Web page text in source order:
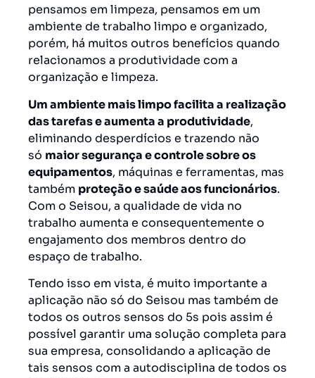
pensamos em limpeza, pensamos em um
ambiente de trabalho limpo e organizado,
porém, há muitos outros benefícios quando
relacionamos a produtividade com a
organização e limpeza.
Um ambiente mais limpo facilita a realização
das tarefas e aumenta a produtividade,
eliminando desperdícios e trazendo não
só maior segurança e controle sobre os
equipamentos, máquinas e ferramentas, mas
também proteção e saúde aos funcionários.
Com o Seisou, a qualidade de vida no
trabalho aumenta e consequentemente o
engajamento dos membros dentro do
espaço de trabalho.
Tendo isso em vista, é muito importante a
aplicação não só do Seisou mas também de
todos os outros sensos do 5s pois assim é
possível garantir uma solução completa para
sua empresa, consolidando a aplicação de
tais sensos com a autodisciplina de todos os